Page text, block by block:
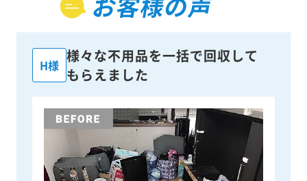
H様
様々な不用品を一括で回収して
もらえました